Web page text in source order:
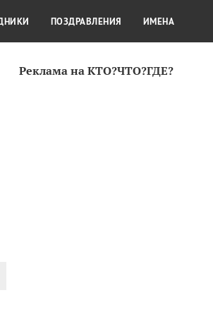
Реклама на КТО?ЧТО?ГДЕ?
КРАСОТА
ПОЗДРАВЛЕНИЯ ИМЕНА